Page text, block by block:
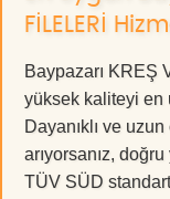
FİLELERİ
Baypazarı KREŞ
yüksek kaliteyi en
Dayanıklı ve
arıyorsanız,
TÜV SÜD